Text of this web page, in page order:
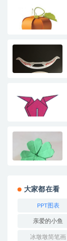
大家都在看
PPT图表
亲爱的小鱼
冰墩墩简笔画